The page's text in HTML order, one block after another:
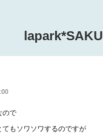
lapark*SAKU
ので
てもソワソワするのですが